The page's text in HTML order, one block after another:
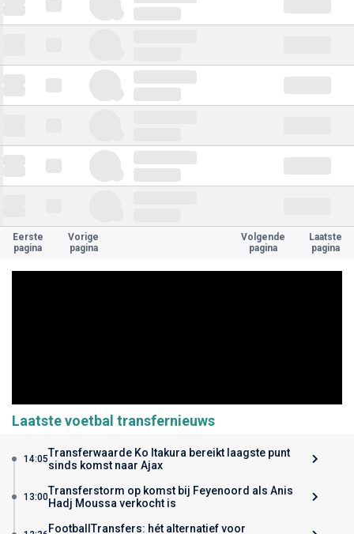
Eerste
pagina
Vorige
pagina
Volgende
pagina
Laatste
pagina
Laatste voetbal transfernieuws
14:05Transferwaarde Ko Itakura bereikt laagste punt
sinds komst naar Ajax
13:00Transferstorm op komst bij Feyenoord als Anis
Hadj Moussa verkocht is
FootballTransfers: hét alternatief voor